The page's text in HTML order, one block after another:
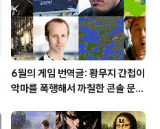
6월의 게임 번역글: 황무지 간첩이
악마를 폭행해서 까칠한 콘솔 문명